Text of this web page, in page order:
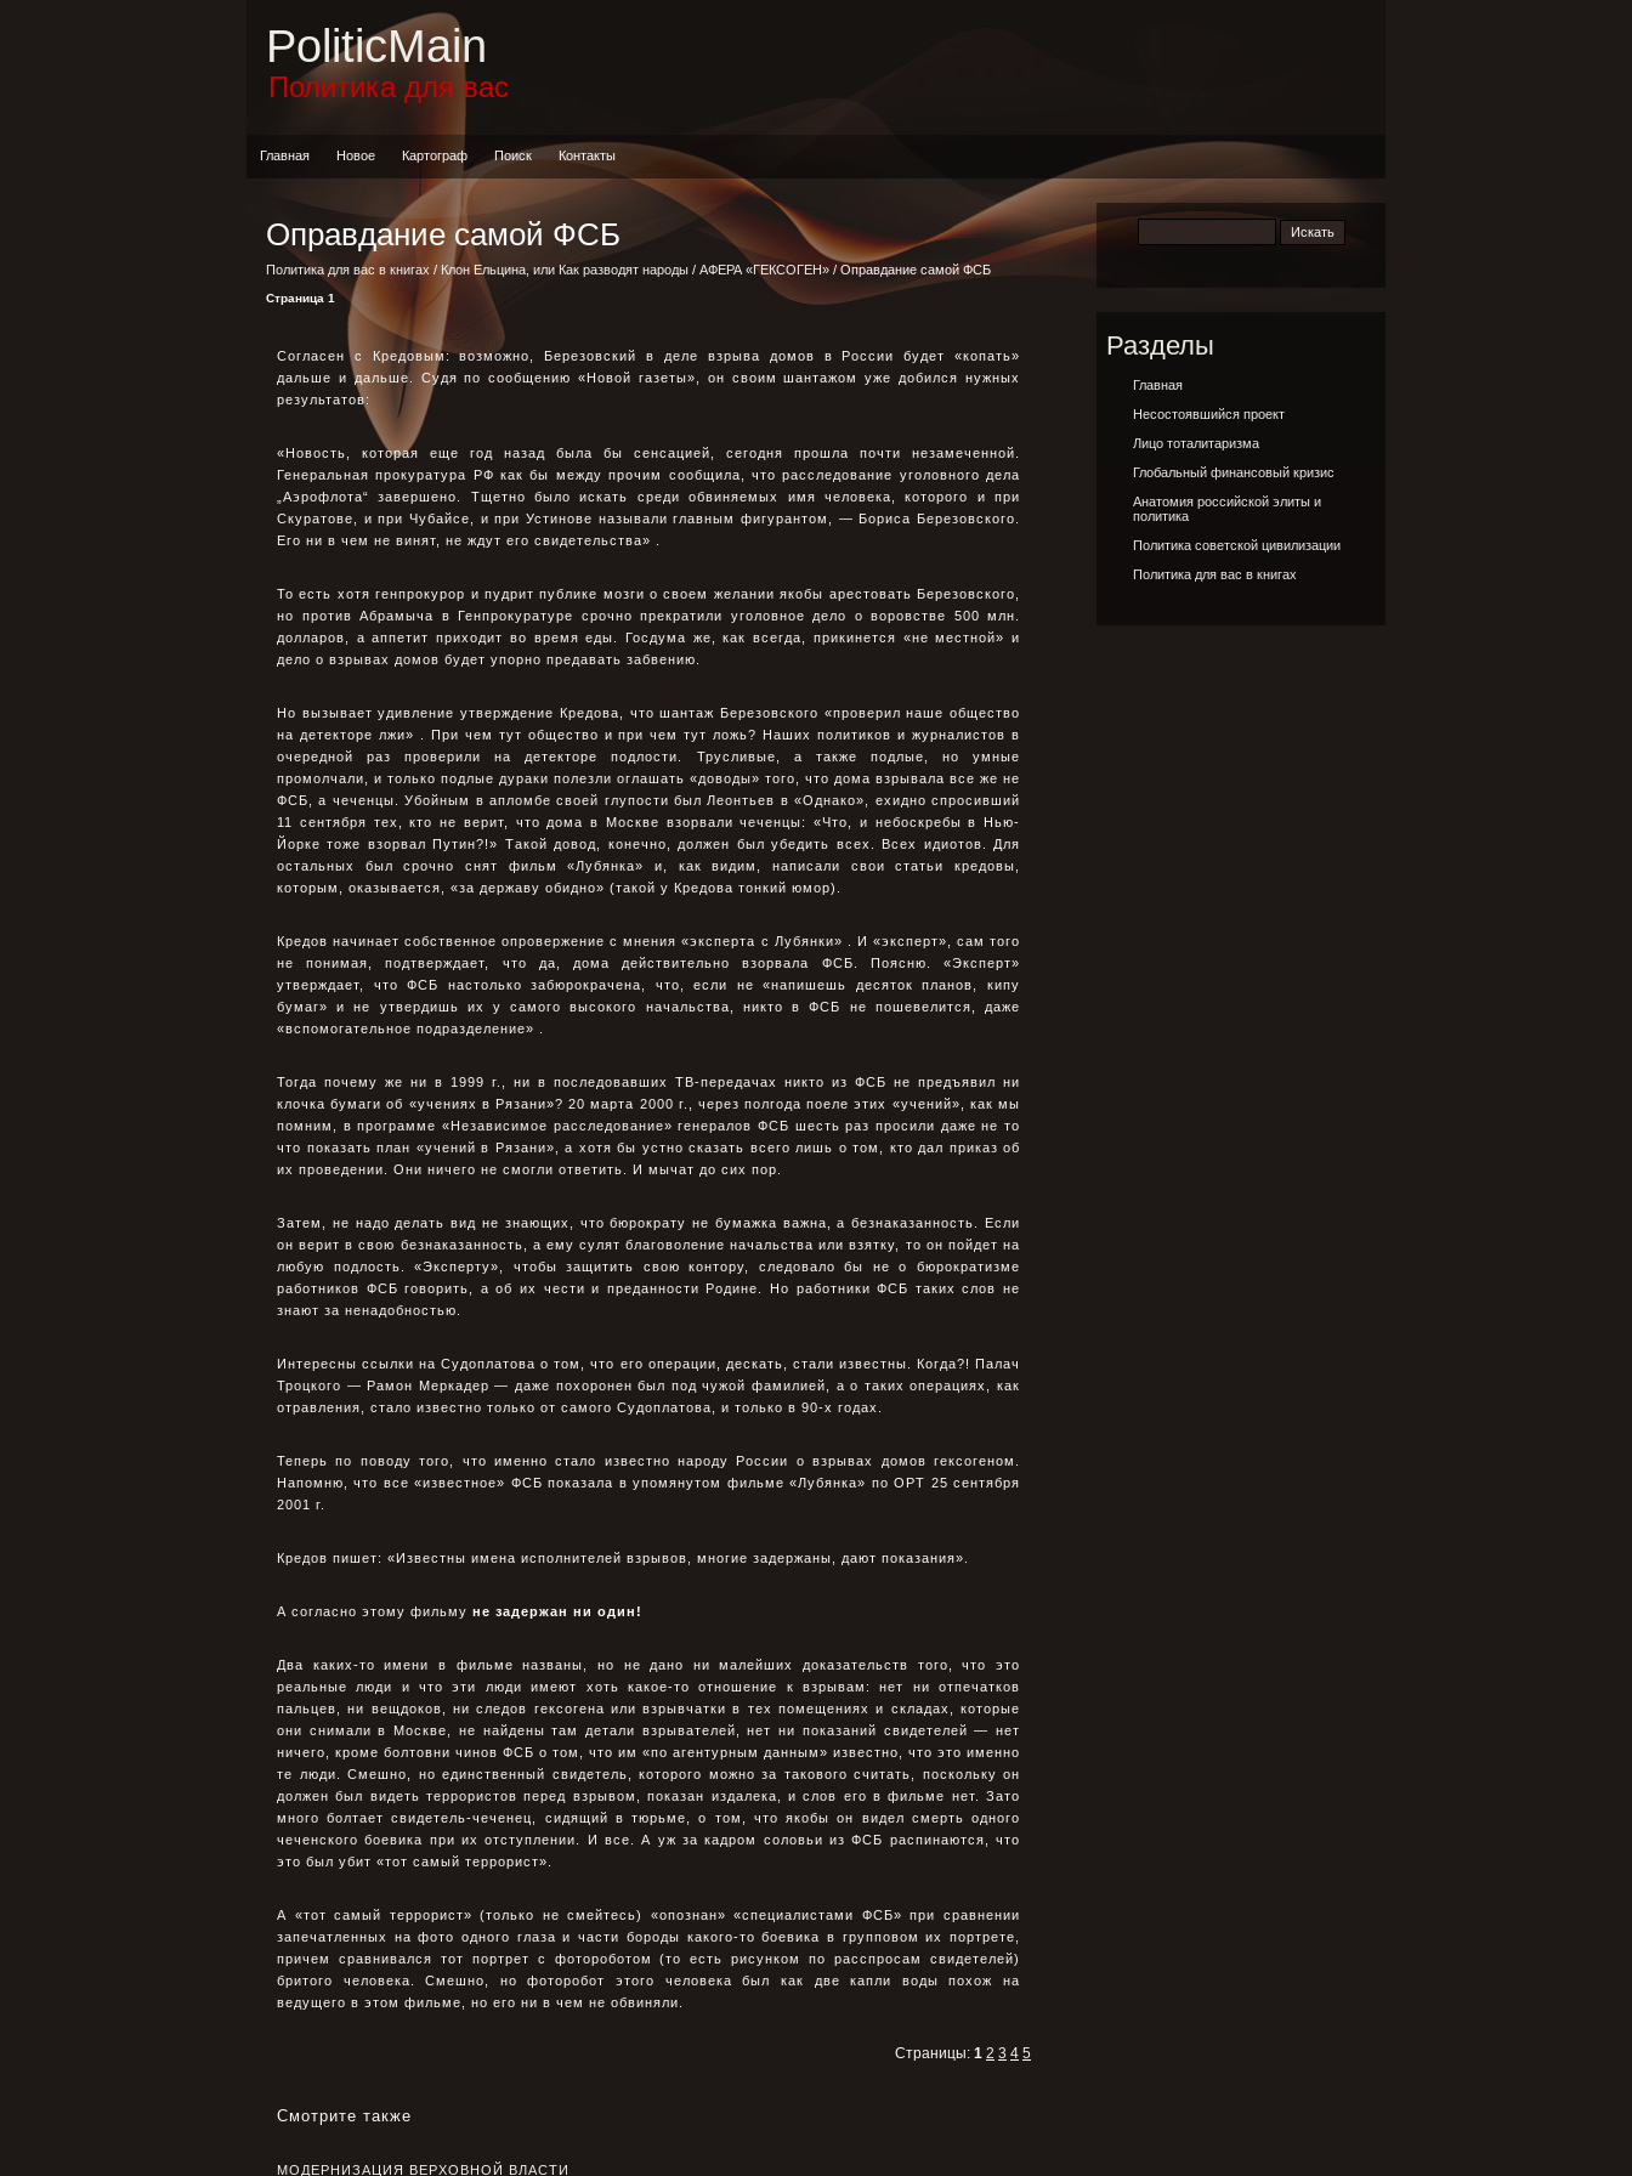
PoliticMain
Политика для вас
Главная Новое Картограф Поиск Контакты
Оправдание самой ФСБ
Политика для вас в книгах / Клон Ельцина, или Как разводят народы / АФЕРА «ГЕКСОГЕН»/ Оправдание самой ФСБ
Страница 1
Согласен с Кредовым: возможно, Березовский в деле взрыва домов в России будет «копать»
дальше и дальше. Судя по сообщению «Новой газеты», он своим шантажом уже добился нужных
результатов:
«Новость, которая еще год назад была бы сенсацией, сегодня прошла почти незамеченной.
Генеральная прокуратура РФ как бы между прочим сообщила, что расследование уголовного дела
„Аэрофлота“ завершено. Тщетно было искать среди обвиняемых имя человека, которого и при
Скуратове, и при Чубайсе, и при Устинове называли главным фигурантом, — Бориса Березовского.
Его ни в чем не винят, не ждут его свидетельства» .
То есть хотя генпрокурор и пудрит публике мозги о своем желании якобы арестовать Березовского,
но против Абрамыча в Генпрокуратуре срочно прекратили уголовное дело о воровстве 500 млн.
долларов, а аппетит приходит во время еды. Госдума же, как всегда, прикинется «не местной» и
дело о взрывах домов будет упорно предавать забвению.
Но вызывает удивление утверждение Кредова, что шантаж Березовского «проверил наше общество
на детекторе лжи» . При чем тут общество и при чем тут ложь? Наших политиков и журналистов в
очередной раз проверили на детекторе подлости. Трусливые, а также подлые, но умные
промолчали, и только подлые дураки полезли оглашать «доводы» того, что дома взрывала все же не
ФСБ, а чеченцы. Убойным в апломбе своей глупости был Леонтьев в «Однако», ехидно спросивший
11 сентября тех, кто не верит, что дома в Москве взорвали чеченцы: «Что, и небоскребы в Нью-
Йорке тоже взорвал Путин?!» Такой довод, конечно, должен был убедить всех. Всех идиотов. Для
остальных был срочно снят фильм «Лубянка» и, как видим, написали свои статьи кредовы,
которым, оказывается, «за державу обидно» (такой у Кредова тонкий юмор).
Кредов начинает собственное опровержение с мнения «эксперта с Лубянки» . И «эксперт», сам того
не понимая, подтверждает, что да, дома действительно взорвала ФСБ. Поясню. «Эксперт»
утверждает, что ФСБ настолько забюрокрачена, что, если не «напишешь десяток планов, кипу
бумаг» и не утвердишь их у самого высокого начальства, никто в ФСБ не пошевелится, даже
«вспомогательное подразделение» .
Тогда почему же ни в 1999 г., ни в последовавших ТВ-передачах никто из ФСБ не предъявил ни
клочка бумаги об «учениях в Рязани»? 20 марта 2000 г., через полгода поеле этих «учений», как мы
помним, в программе «Независимое расследование» генералов ФСБ шесть раз просили даже не то
что показать план «учений в Рязани», а хотя бы устно сказать всего лишь о том, кто дал приказ об
их проведении. Они ничего не смогли ответить. И мычат до сих пор.
Затем, не надо делать вид не знающих, что бюрократу не бумажка важна, а безнаказанность. Если
он верит в свою безнаказанность, а ему сулят благоволение начальства или взятку, то он пойдет на
любую подлость. «Эксперту», чтобы защитить свою контору, следовало бы не о бюрократизме
работников ФСБ говорить, а об их чести и преданности Родине. Но работники ФСБ таких слов не
знают за ненадобностью.
Интересны ссылки на Судоплатова о том, что его операции, дескать, стали известны. Когда?! Палач
Троцкого — Рамон Меркадер — даже похоронен был под чужой фамилией, а о таких операциях, как
отравления, стало известно только от самого Судоплатова, и только в 90-х годах.
Теперь по поводу того, что именно стало известно народу России о взрывах домов гексогеном.
Напомню, что все «известное» ФСБ показала в упомянутом фильме «Лубянка» по ОРТ 25 сентября
2001 г.
Кредов пишет: «Известны имена исполнителей взрывов, многие задержаны, дают показания».
А согласно этому фильму не задержан ни один!
Два каких-то имени в фильме названы, но не дано ни малейших доказательств того, что это
реальные люди и что эти люди имеют хоть какое-то отношение к взрывам: нет ни отпечатков
пальцев, ни вещдоков, ни следов гексогена или взрывчатки в тех помещениях и складах, которые
они снимали в Москве, не найдены там детали взрывателей, нет ни показаний свидетелей — нет
ничего, кроме болтовни чинов ФСБ о том, что им «по агентурным данным» известно, что это именно
те люди. Смешно, но единственный свидетель, которого можно за такового считать, поскольку он
должен был видеть террористов перед взрывом, показан издалека, и слов его в фильме нет. Зато
много болтает свидетель-чеченец, сидящий в тюрьме, о том, что якобы он видел смерть одного
чеченского боевика при их отступлении. И все. А уж за кадром соловьи из ФСБ распинаются, что
это был убит «тот самый террорист».
А «тот самый террорист» (только не смейтесь) «опознан» «специалистами ФСБ» при сравнении
запечатленных на фото одного глаза и части бороды какого-то боевика в групповом их портрете,
причем сравнивался тот портрет с фотороботом (то есть рисунком по расспросам свидетелей)
бритого человека. Смешно, но фоторобот этого человека был как две капли воды похож на
ведущего в этом фильме, но его ни в чем не обвиняли.
Страницы: 1 2 3 4 5
Смотрите также
МОДЕРНИЗАЦИЯ ВЕРХОВНОЙ ВЛАСТИ
Разделы
Главная
Несостоявшийся проект
Лицо тоталитаризма
Глобальный финансовый кризис
Анатомия российской элиты и
политика
Политика советской цивилизации
Политика для вас в книгах